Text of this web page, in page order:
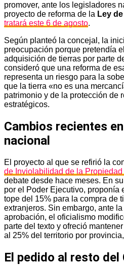
promover, ante los legisladores
proyecto de reforma de la Ley
tratará este 6 de agosto.
Según planteó la concejal, la
preocupación porque pretendía
adquisición de tierras por parte
consideró que una reforma de
representa un riesgo para la
que la tierra «no es una
patrimonio y de la protección de
estratégicos.
Cambios recientes
nacional
El proyecto al que se refirió la
de Inviolabilidad de la Propiedad
debate desde hace meses. En
por el Poder Ejecutivo, proponía
tope del 15% para la compra de
extranjeros. Sin embargo, ante
aprobación, el oficialismo
parte del texto y ofreció
al 25% del territorio por
El pedido al resto del